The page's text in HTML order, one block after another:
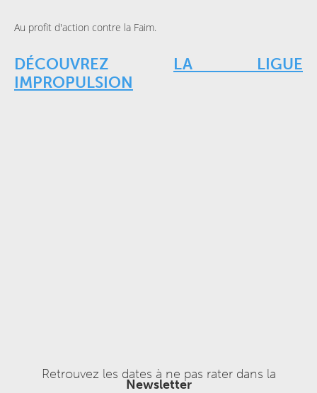
Au profit d'action contre la Faim.
DÉCOUVREZ LA LIGUE
IMPROPULSION
Retrouvez les dates à ne pas rater dans la
Newsletter